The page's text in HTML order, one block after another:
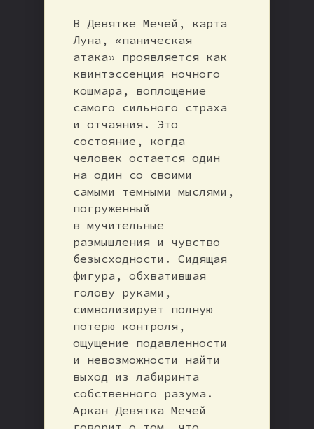
В Девятке Мечей, карта
Луна, «паническая
атака» проявляется как
квинтэссенция ночного
кошмара, воплощение
самого сильного страха
и отчаяния. Это
состояние, когда
человек остается один
на один со своими
самыми темными мыслями,
погруженный
в мучительные
размышления и чувство
безысходности. Сидящая
фигура, обхватившая
голову руками,
символизирует полную
потерю контроля,
ощущение подавленности
и невозможности найти
выход из лабиринта
собственного разума.
Аркан Девятка Мечей